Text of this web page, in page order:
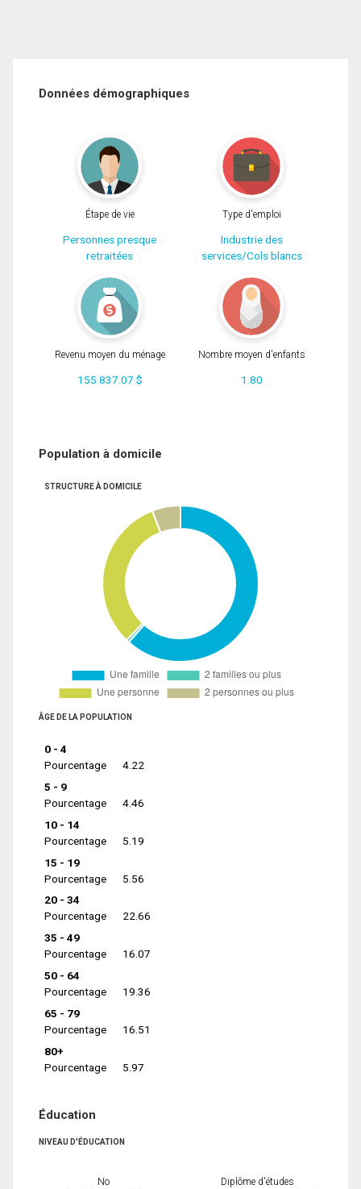
Données démographiques
Étape de vie
Personnes presque
retraitées
Type d'emploi
Industrie des
services/Cols blancs
Revenu moyen du ménage
155 837.07 $
Nombre moyen d'enfants
1.80
Population à domicile
STRUCTURE À DOMICILE
ÂGE DE LA POPULATION
0 - 4
Pourcentage
4.22
5 - 9
Pourcentage
4.46
10 - 14
Pourcentage
5.19
15 - 19
Pourcentage
5.56
20 - 34
Pourcentage
22.66
35 - 49
Pourcentage
16.07
50 - 64
Pourcentage
19.36
65 - 79
Pourcentage
16.51
80+
Pourcentage
5.97
Éducation
NIVEAU D'ÉDUCATION
No
Diplôme d'études